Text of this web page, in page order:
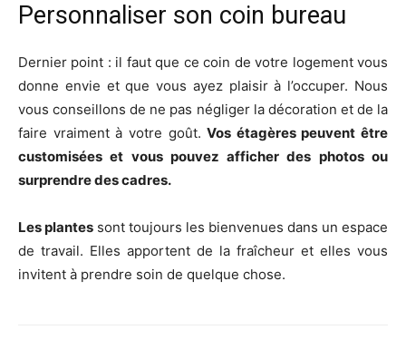
Personnaliser son coin bureau
Dernier point : il faut que ce coin de votre logement vous
donne envie et que vous ayez plaisir à l’occuper. Nous
vous conseillons de ne pas négliger la décoration et de la
faire vraiment à votre goût.Vos étagères peuvent être
customisées et vous pouvez afficher des photos ou
surprendre des cadres.
Les plantes sont toujours les bienvenues dans un espace
de travail. Elles apportent de la fraîcheur et elles vous
invitent à prendre soin de quelque chose.